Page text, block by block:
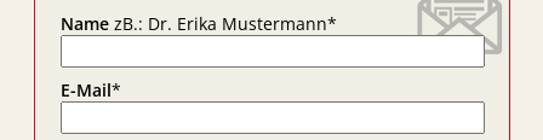
NamezB.: Dr. Erika Mustermann*
E-Mail*